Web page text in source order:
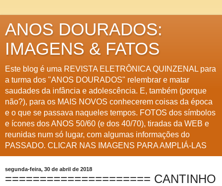
ANOS DOURADOS:
IMAGENS & FATOS
Este blog é uma REVISTA ELETRÔNICA QUINZENAL para
a turma dos "ANOS DOURADOS" relembrar e matar
saudades da infância e adolescência. E, também (porque
não?), para os MAIS NOVOS conhecerem coisas da época
e o que se passava naqueles tempos. FOTOS dos símbolos
e ícones dos ANOS 50/60 (e dos 40/70), tiradas da WEB e
reunidas num só lugar, com algumas informações do
PASSADO. CLICAR NAS IMAGENS PARA AMPLIÁ-LAS
segunda-feira, 30 de abril de 2018
===================== CANTINHO